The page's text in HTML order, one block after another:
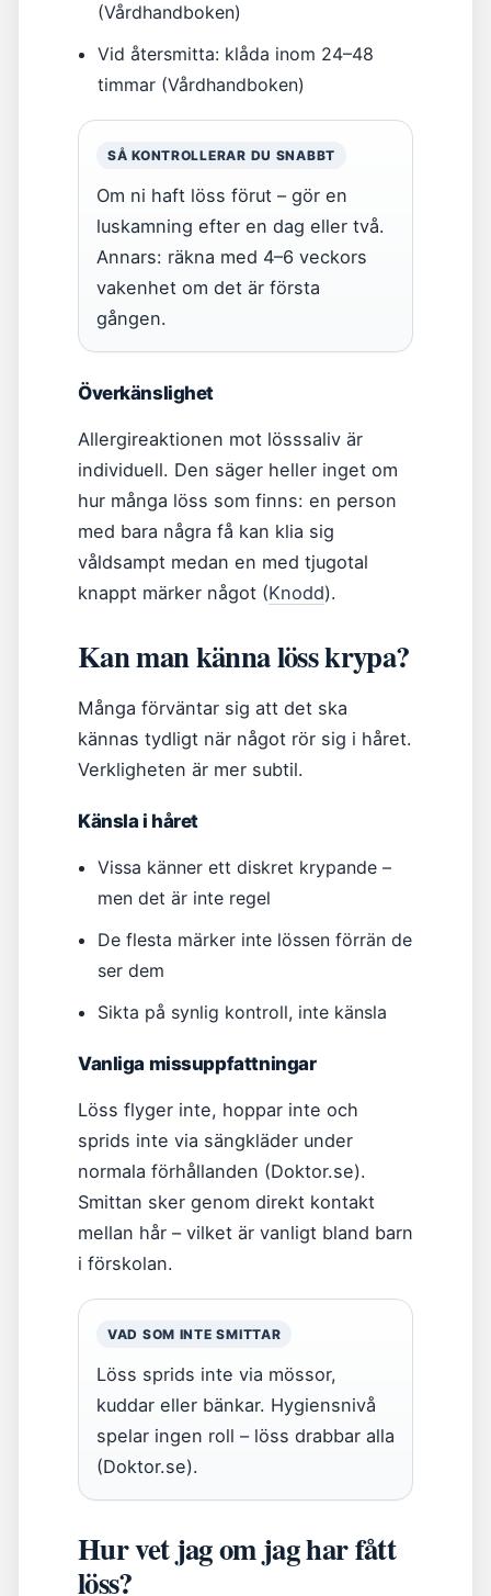
(Vårdhandboken)
Vid återsmitta: klåda inom 24–48
timmar (Vårdhandboken)
SÅ KONTROLLERAR DU SNABBT
Om ni haft löss förut – gör en
luskamning efter en dag eller två.
Annars: räkna med 4–6 veckors
vakenhet om det är första
gången.
Överkänslighet
Allergireaktionen mot lösssaliv är
individuell. Den säger heller inget om
hur många löss som finns: en person
med bara några få kan klia sig
våldsampt medan en med tjugotal
knappt märker något (Knodd).
Kan man känna löss krypa?
Många förväntar sig att det ska
kännas tydligt när något rör sig i håret.
Verkligheten är mer subtil.
Känsla i håret
Vissa känner ett diskret krypande –
men det är inte regel
De flesta märker inte lössen förrän de
ser dem
Sikta på synlig kontroll, inte känsla
Vanliga missuppfattningar
Löss flyger inte, hoppar inte och
sprids inte via sängkläder under
normala förhållanden (Doktor.se).
Smittan sker genom direkt kontakt
mellan hår – vilket är vanligt bland barn
i förskolan.
VAD SOM INTE SMITTAR
Löss sprids inte via mössor,
kuddar eller bänkar. Hygiensnivå
spelar ingen roll – löss drabbar alla
(Doktor.se).
Hur vet jag om jag har fått
löss?